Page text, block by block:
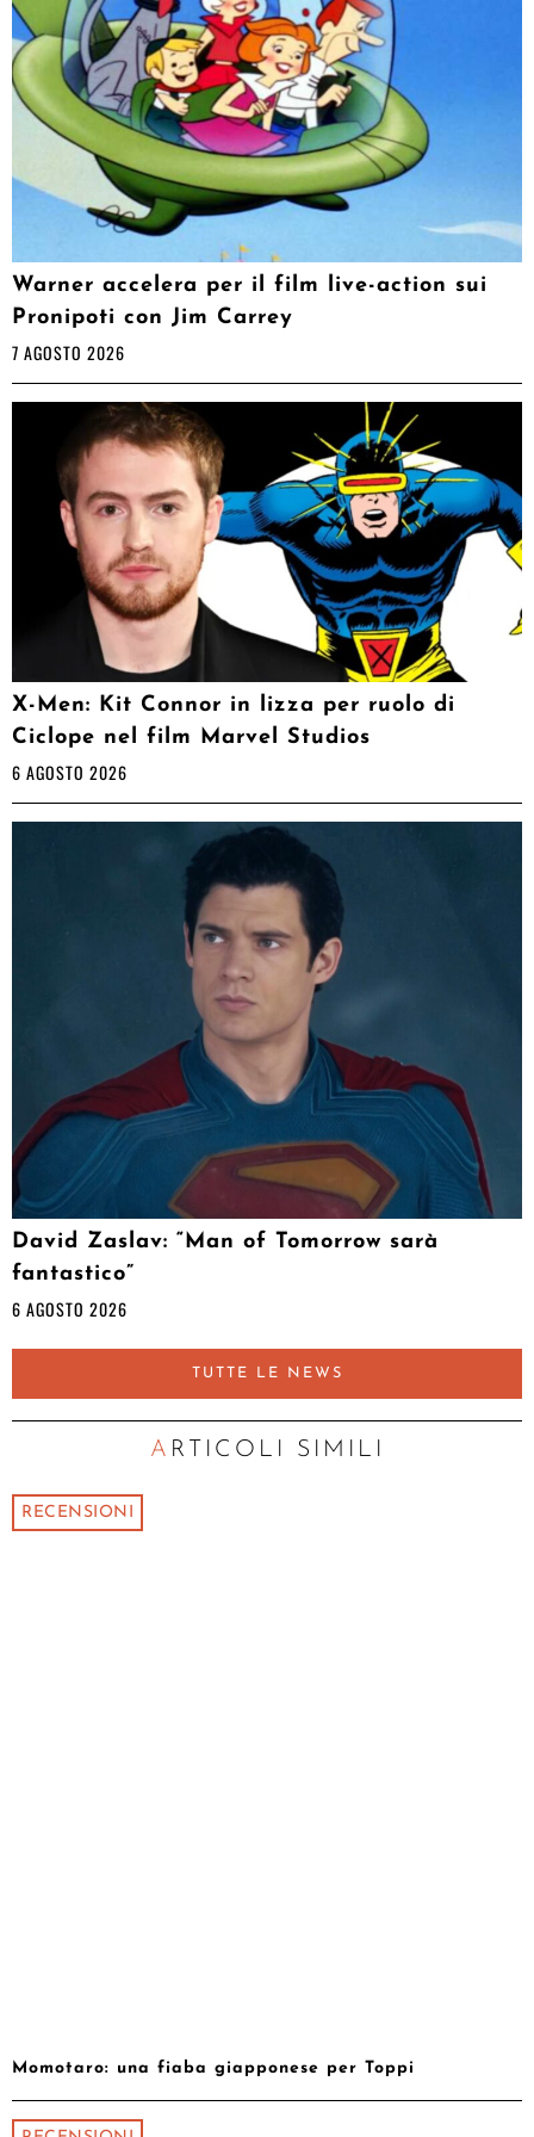
Warner accelera per il film live-action sui
Pronipoti con Jim Carrey
7 AGOSTO 2026
X-Men: Kit Connor in lizza per ruolo di
Ciclope nel film Marvel Studios
6 AGOSTO 2026
David Zaslav: “Man of Tomorrow sarà
fantastico”
6 AGOSTO 2026
TUTTE LE NEWS
ARTICOLI SIMILI
RECENSIONI
Momotaro: una fiaba giapponese per Toppi